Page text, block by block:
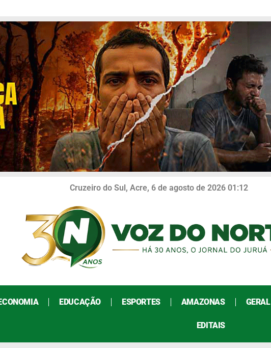
Cruzeiro do Sul, Acre, 6 de agosto de 2026 01:12
EDUCAÇÃO ESPORTES AMAZONAS GERAL
EDITAIS